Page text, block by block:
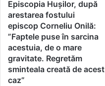
Episcopia Hușilor, după
arestarea fostului
episcop Corneliu Onilă:
”Faptele puse în sarcina
acestuia, de o mare
gravitate. Regretăm
sminteala creată de acest
caz”